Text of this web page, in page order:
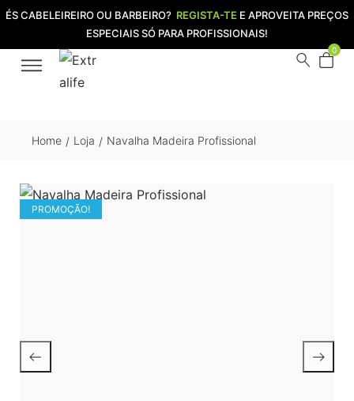
ÉS CABELEIREIRO OU BARBEIRO? REGISTA-TE E APROVEITA PREÇOS
ESPECIAIS SÓ PARA PROFISSIONAIS!
0
Home / Loja / Navalha Madeira Profissional
PROMOÇÃO!